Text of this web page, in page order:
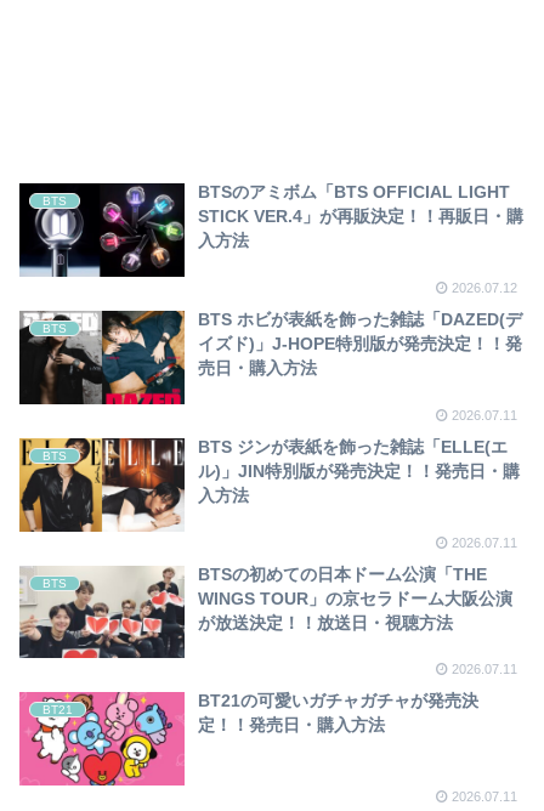
BTS
BTSのアミボム「BTS OFFICIAL LIGHT
STICK VER.4」が再販決定！！再販日・購
入方法
2026.07.12
BTS
BTS ホビが表紙を飾った雑誌「DAZED(デ
イズド)」J-HOPE特別版が発売決定！！発
売日・購入方法
2026.07.11
BTS
BTS ジンが表紙を飾った雑誌「ELLE(エ
ル)」JIN特別版が発売決定！！発売日・購
入方法
2026.07.11
BTS
BTSの初めての日本ドーム公演「THE
WINGS TOUR」の京セラドーム大阪公演
が放送決定！！放送日・視聴方法
2026.07.11
BT21
BT21の可愛いガチャガチャが発売決
定！！発売日・購入方法
2026.07.11